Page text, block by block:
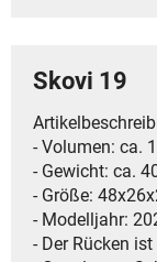
Skovi 19
- Volumen: ca.
- Gewicht: ca.
- Größe:
- Modelljahr:
- Der Rücken